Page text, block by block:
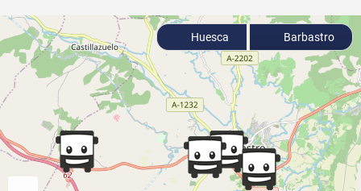
Huesca Barbastro